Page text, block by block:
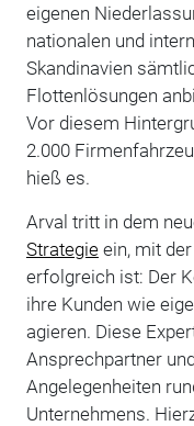
eigenen
nationalen und
Skandinavien
Flottenlösungen
Vor diesem
2.000
hieß es.
Arval tritt in dem
Strategieein, mit
erfolgreich ist: Der
ihre Kunden wie
agieren. Diese
Ansprechpartner
Angelegenheiten
Unternehmens.